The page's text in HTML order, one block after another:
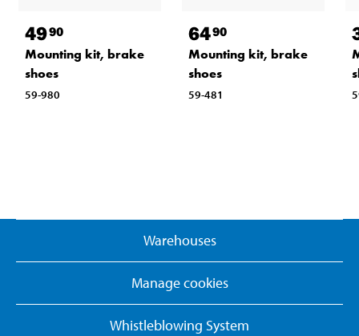
4990
Mounting kit, brake
shoes
59-980
6490
Mounting kit, brake
shoes
59-481
Warehouses
Manage cookies
Whistleblowing System